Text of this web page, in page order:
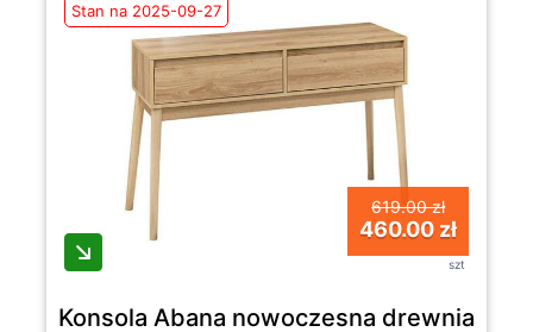
Stan na 2025-09-27
619.00 zł
460.00 zł
szt
Konsola Abana nowoczesna drewniana